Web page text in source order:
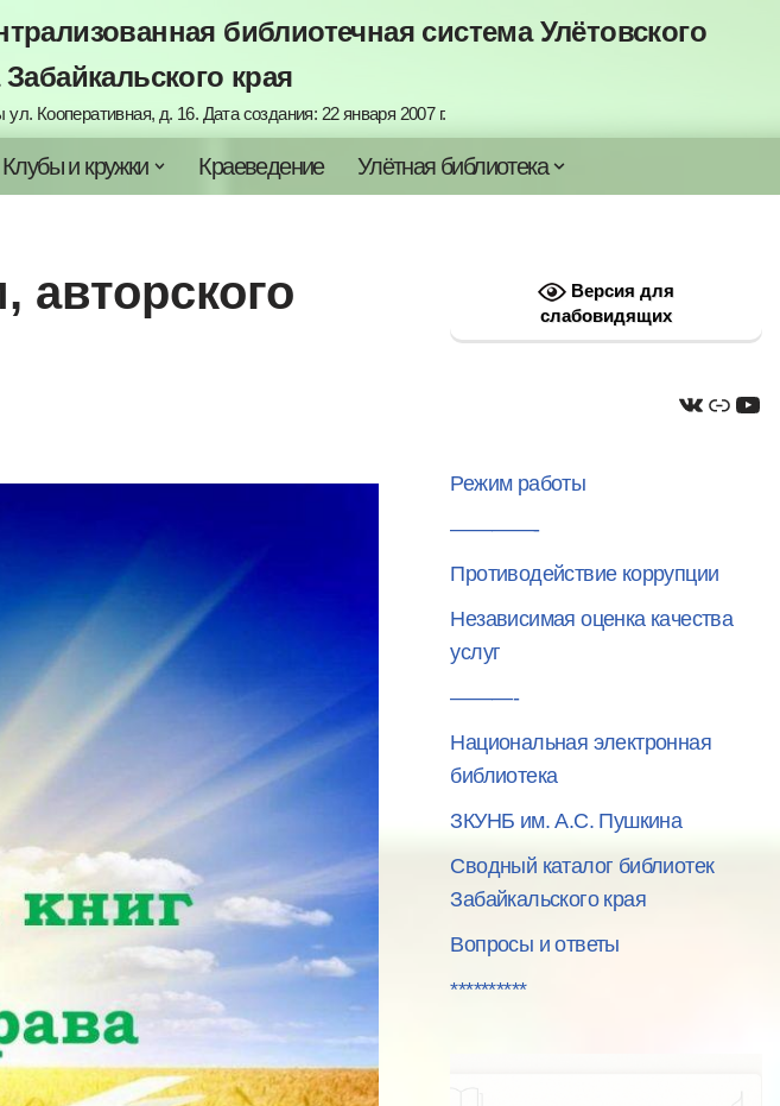
библиотечная система Улётовского
края
Кооперативная, д. 16. Дата создания: 22 января 2007 г.
Клубы и кружки Краеведение Улётная библиотека
Версия для
слабовидящих
Режим работы
————-
Противодействие коррупции
Независимая оценка качества
услуг
———-
Национальная электронная
библиотека
ЗКУНБ им. А.С. Пушкина
Сводный каталог библиотек
Забайкальского края
Вопросы и ответы
**********